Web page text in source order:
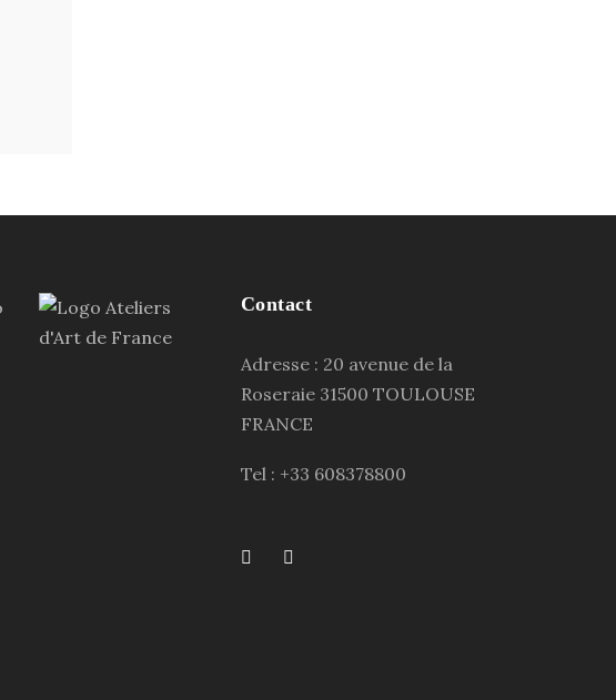
Contact
Adresse : 20 avenue de la
Roseraie 31500 TOULOUSE
FRANCE
Tel : +33 608378800